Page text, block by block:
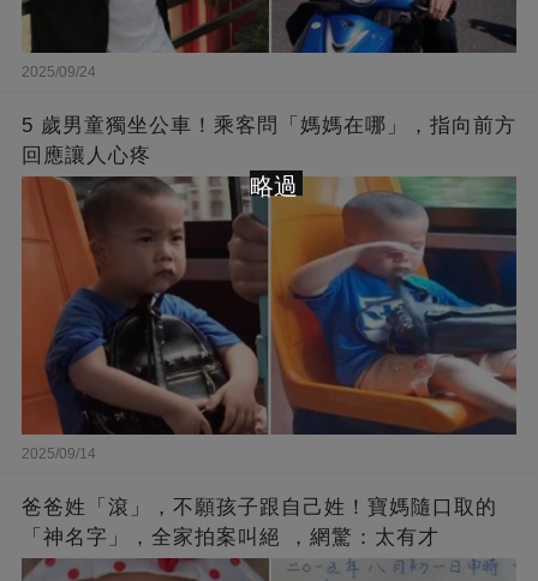
2025/09/24
5 歲男童獨坐公車！乘客問「媽媽在哪」，指向前方
回應讓人心疼
2025/09/14
爸爸姓「滾」，不願孩子跟自己姓！寶媽隨口取的
「神名字」，全家拍案叫絕 ，網驚：太有才
略過